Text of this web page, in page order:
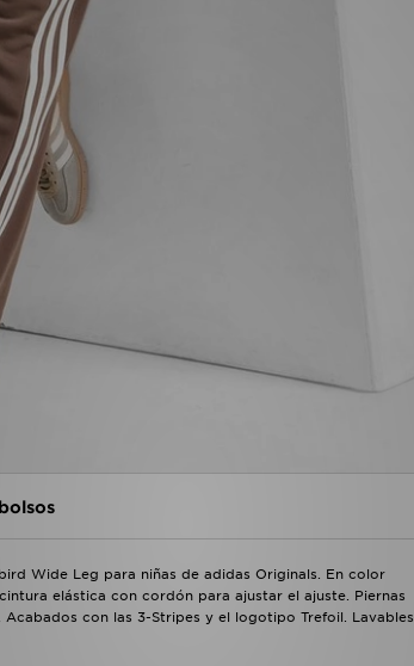
Wide Leg para niñas de adidas Originals. En color
elástica con cordón para ajustar el ajuste. Piernas
con las 3-Stripes y el logotipo Trefoil. Lavables